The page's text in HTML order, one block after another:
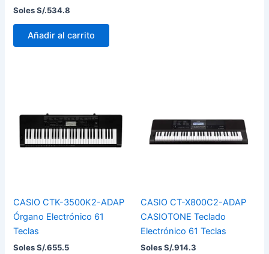
Soles S/.534.8
Añadir al carrito
CASIO CTK-3500K2-ADAP
Órgano Electrónico 61
Teclas
Soles S/.655.5
CASIO CT-X800C2-ADAP
CASIOTONE Teclado
Electrónico 61 Teclas
Soles S/.914.3